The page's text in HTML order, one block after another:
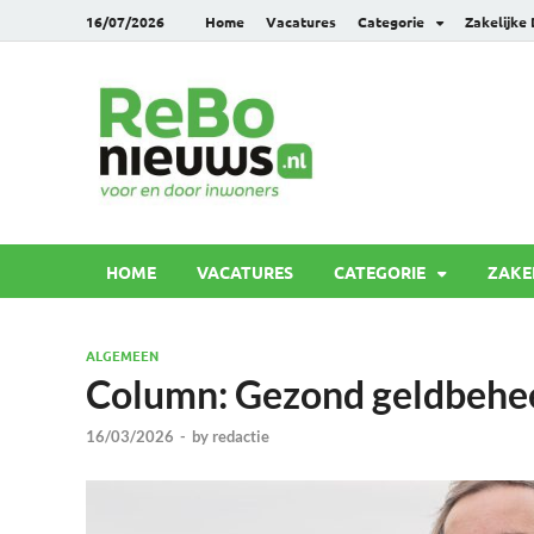
16/07/2026 Home Vacatures Categorie Zakelijke
HOME VACATURES CATEGORIE
ALGEMEEN
Column: Gezond
16/03/2026 - by redactie